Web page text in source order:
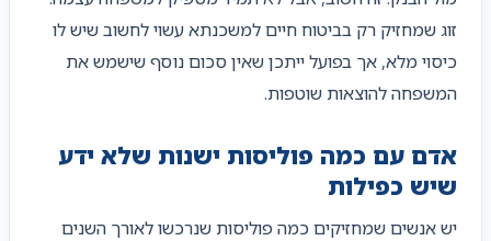
זוג שמחזיק רק בביטוח חיים למשכנתא עשוי לחשוב שיש לו
כיסוי מלא, אך בפועל ייתכן שאין סכום נוסף שישמש את
המשפחה להוצאות שוטפות.
אדם עם כמה פוליסות ישנות שלא ידע
שיש כפילות
יש אנשים שמחזיקים כמה פוליסות שנרכשו לאורך השנים